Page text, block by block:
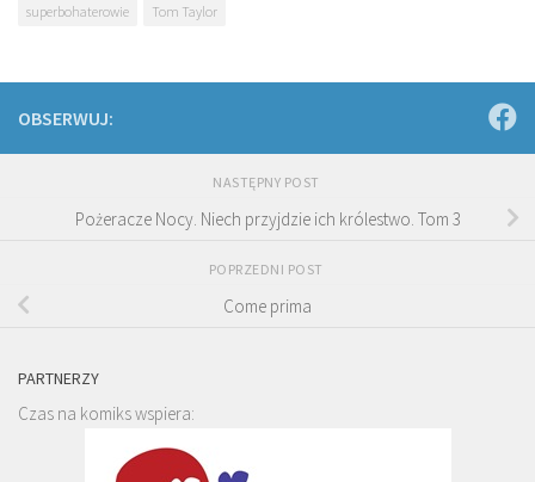
superbohaterowie
Tom Taylor
OBSERWUJ:
NASTĘPNY POST
Pożeracze Nocy. Niech przyjdzie ich królestwo. Tom 3
POPRZEDNI POST
Come prima
PARTNERZY
Czas na komiks wspiera: